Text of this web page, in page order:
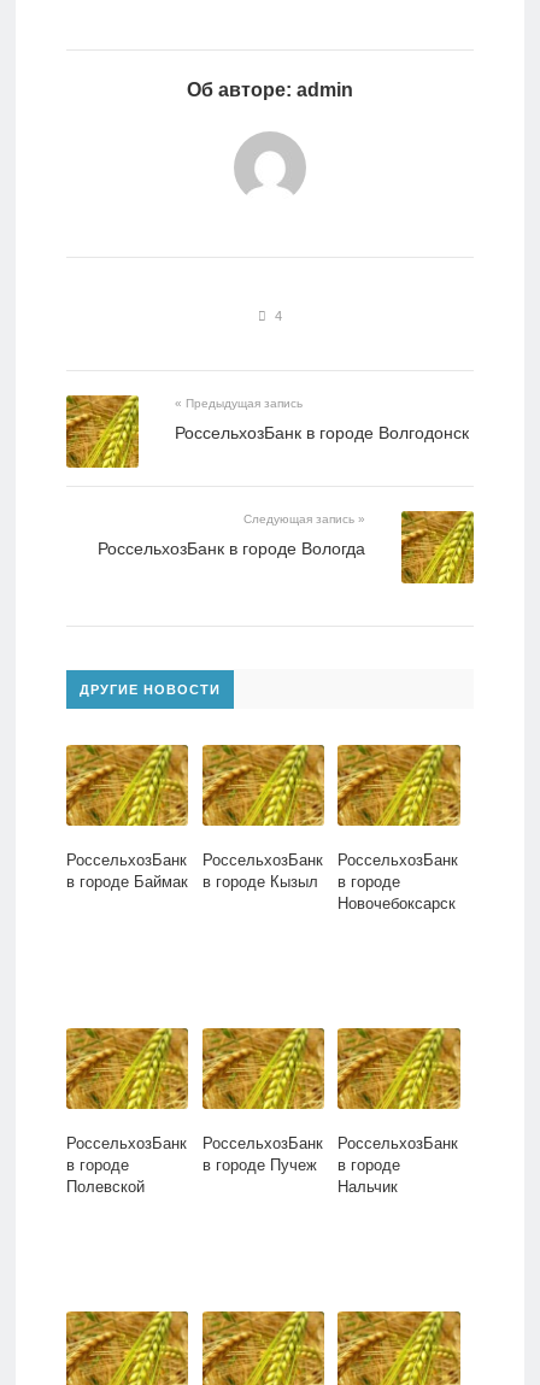
Об авторе: admin
4
« Предыдущая запись
РоссельхозБанк в городе Волгодонск
Следующая запись »
РоссельхозБанк в городе Вологда
ДРУГИЕ НОВОСТИ
РоссельхозБанк
в городе Баймак
РоссельхозБанк
в городе Кызыл
РоссельхозБанк
в городе
Новочебоксарск
РоссельхозБанк
в городе
Полевской
РоссельхозБанк
в городе Пучеж
РоссельхозБанк
в городе
Нальчик